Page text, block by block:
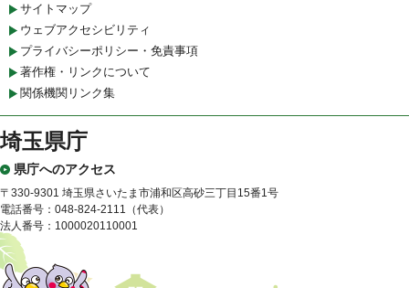
サイトマップ
ウェブアクセシビリティ
プライバシーポリシー・免責事項
著作権・リンクについて
関係機関リンク集
埼玉県庁
県庁へのアクセス
〒330-9301 埼玉県さいたま市浦和区高砂三丁目15番1号
電話番号：048-824-2111（代表）
法人番号：1000020110001